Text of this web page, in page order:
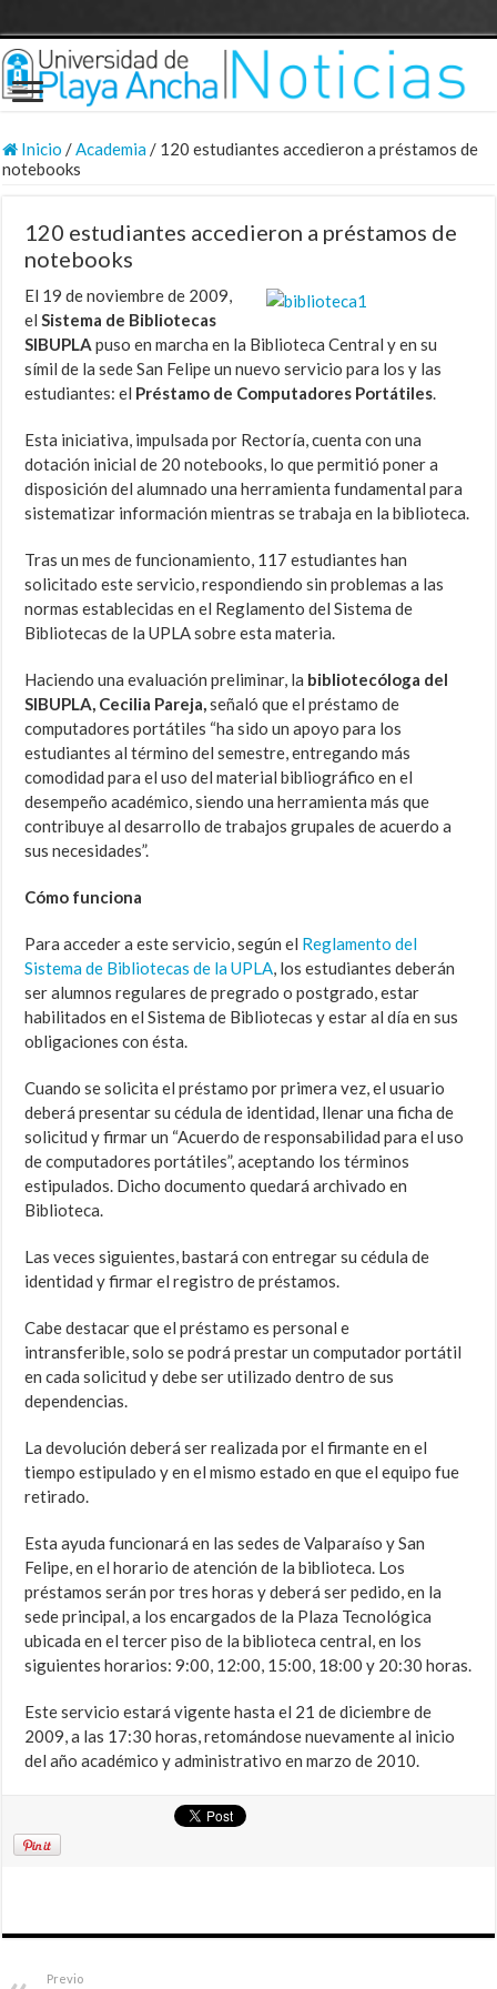
Inicio /Academia/ 120 estudiantes accedieron a préstamos de
notebooks
120 estudiantes accedieron a préstamos de
notebooks
El 19 de noviembre de 2009,
elSistema de Bibliotecas
SIBUPLA puso en marcha en la Biblioteca Central y en su
símil de la sede San Felipe un nuevo servicio para los y las
estudiantes: el Préstamo de Computadores Portátiles.
Esta iniciativa, impulsada por Rectoría, cuenta con una
dotación inicial de 20 notebooks, lo que permitió poner a
disposición del alumnado una herramienta fundamental para
sistematizar información mientras se trabaja en la biblioteca.
Tras un mes de funcionamiento, 117 estudiantes han
solicitado este servicio, respondiendo sin problemas a las
normas establecidas en el Reglamento del Sistema de
Bibliotecas de la UPLA sobre esta materia.
Haciendo una evaluación preliminar, la bibliotecóloga del
SIBUPLA, Cecilia Pareja,señaló que el préstamo de
computadores portátiles “ha sido un apoyo para los
estudiantes al término del semestre, entregando más
comodidad para el uso del material bibliográfico en el
desempeño académico, siendo una herramienta más que
contribuye al desarrollo de trabajos grupales de acuerdo a
sus necesidades”.
Cómo funciona
Para acceder a este servicio, según el Reglamento del
Sistema de Bibliotecas de la UPLA, los estudiantes deberán
ser alumnos regulares de pregrado o postgrado, estar
habilitados en el Sistema de Bibliotecas y estar al día en sus
obligaciones con ésta.
Cuando se solicita el préstamo por primera vez, el usuario
deberá presentar su cédula de identidad, llenar una ficha de
solicitud y firmar un “Acuerdo de responsabilidad para el uso
de computadores portátiles”, aceptando los términos
estipulados. Dicho documento quedará archivado en
Biblioteca.
Las veces siguientes, bastará con entregar su cédula de
identidad y firmar el registro de préstamos.
Cabe destacar que el préstamo es personal e
intransferible, solo se podrá prestar un computador portátil
en cada solicitud y debe ser utilizado dentro de sus
dependencias.
La devolución deberá ser realizada por el firmante en el
tiempo estipulado y en el mismo estado en que el equipo fue
retirado.
Esta ayuda funcionará en las sedes de Valparaíso y San
Felipe, en el horario de atención de la biblioteca. Los
préstamos serán por tres horas y deberá ser pedido, en la
sede principal, a los encargados de la Plaza Tecnológica
ubicada en el tercer piso de la biblioteca central, en los
siguientes horarios: 9:00, 12:00, 15:00, 18:00 y 20:30 horas.
Este servicio estará vigente hasta el 21 de diciembre de
2009, a las 17:30 horas, retomándose nuevamente al inicio
del año académico y administrativo en marzo de 2010.
Previo